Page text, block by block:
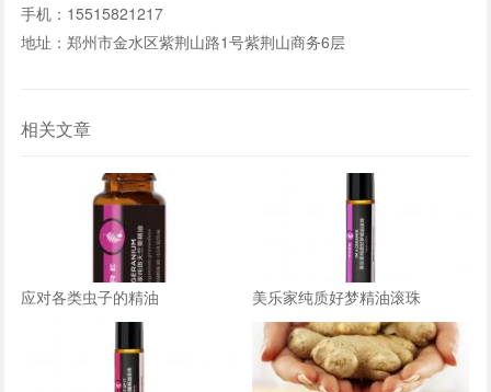
手机：15515821217
地址：郑州市金水区紫荆山路1号紫荆山商务6层
相关文章
应对各类虫子的精油 美乐家纯质好梦精油滚珠